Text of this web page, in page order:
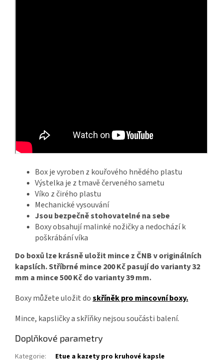
Box je vyroben z kouřového hnědého plastu
Výstelka je z tmavě červeného sametu
Víko z čirého plastu
Mechanické vysouvání
Jsou bezpečně stohovatelné na sebe
Boxy obsahují malinké nožičky a nedochází k
poškrábání víka
Do boxů lze krásně uložit mince z ČNB v originálních
kapslích. Stříbrné mince 200 Kč pasují do varianty 32
mm a mince 500 Kč do varianty 39 mm.
Boxy můžete uložit doskříněk pro mincovníboxy.
Mince, kapsličky a skříňky nejsou součásti balení.
Doplňkové parametry
Kategorie: Etue a kazety pro kruhové kapsle